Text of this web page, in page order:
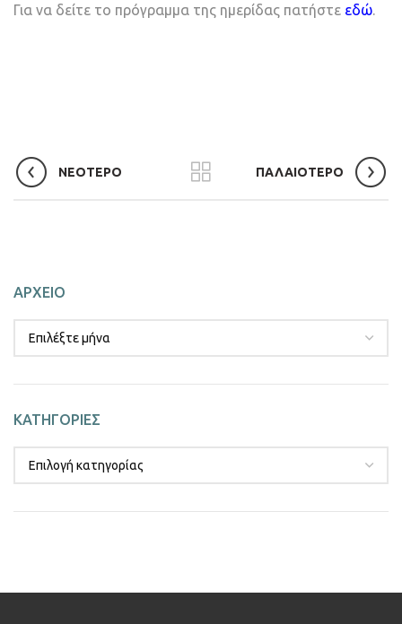
Για να δείτε το πρόγραμμα της ημερίδας πατήστε εδώ.
ΝΕΟΤΕΡΟ ΠΑΛΑΙΟΤΕΡΟ
ΑΡΧΕΙΟ
ΚΑΤΗΓΟΡΙΕΣ